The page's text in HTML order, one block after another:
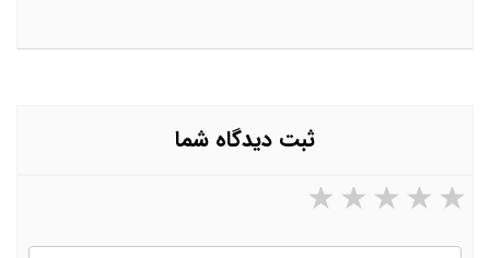
ثبت دیدگاه شما
۵ ستاره از ۵ ۴ ستاره از ۵ ۳ ستاره از ۵ ۲ ستاره از ۵
نام